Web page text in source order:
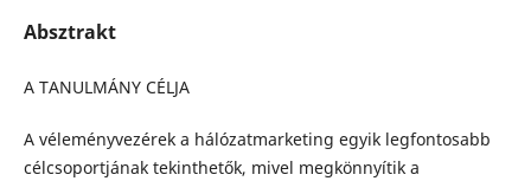
Absztrakt
A TANULMÁNY CÉLJA
A véleményvezérek a hálózatmarketing egyik legfontosabb
célcsoportjának tekinthetők, mivel megkönnyítik a